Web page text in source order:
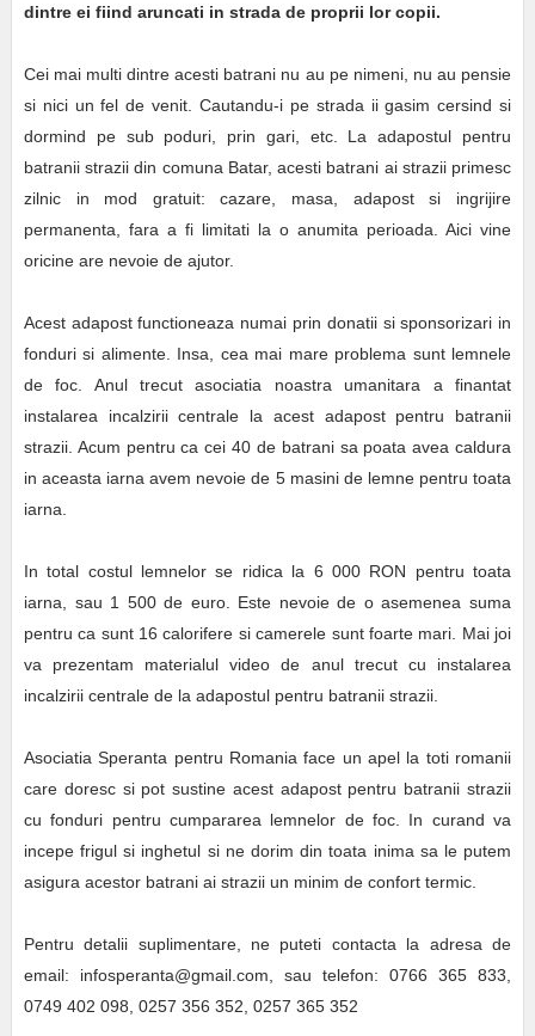
dintre ei fiind aruncati in strada de proprii lor copii.
Cei mai multi dintre acesti batrani nu au pe nimeni, nu au pensie
si nici un fel de venit. Cautandu-i pe strada ii gasim cersind si
dormind pe sub poduri, prin gari, etc. La adapostul pentru
batranii strazii din comuna Batar, acesti batrani ai strazii primesc
zilnic in mod gratuit: cazare, masa, adapost si ingrijire
permanenta, fara a fi limitati la o anumita perioada. Aici vine
oricine are nevoie de ajutor.
Acest adapost functioneaza numai prin donatii si sponsorizari in
fonduri si alimente. Insa, cea mai mare problema sunt lemnele
de foc. Anul trecut asociatia noastra umanitara a finantat
instalarea incalzirii centrale la acest adapost pentru batranii
strazii. Acum pentru ca cei 40 de batrani sa poata avea caldura
in aceasta iarna avem nevoie de 5 masini de lemne pentru toata
iarna.
In total costul lemnelor se ridica la 6 000 RON pentru toata
iarna, sau 1 500 de euro. Este nevoie de o asemenea suma
pentru ca sunt 16 calorifere si camerele sunt foarte mari. Mai joi
va prezentam materialul video de anul trecut cu instalarea
incalzirii centrale de la adapostul pentru batranii strazii.
Asociatia Speranta pentru Romania face un apel la toti romanii
care doresc si pot sustine acest adapost pentru batranii strazii
cu fonduri pentru cumpararea lemnelor de foc. In curand va
incepe frigul si inghetul si ne dorim din toata inima sa le putem
asigura acestor batrani ai strazii un minim de confort termic.
Pentru detalii suplimentare, ne puteti contacta la adresa de
email: infosperanta@gmail.com, sau telefon: 0766 365 833,
0749 402 098, 0257 356 352, 0257 365 352